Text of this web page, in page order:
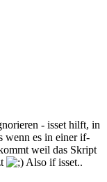
- isset hilft, in
wenn es in einer if-
weil das Skript
Also if isset..